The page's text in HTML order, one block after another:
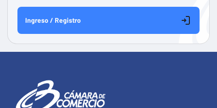
Ingreso / Registro